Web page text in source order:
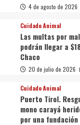
4 de agosto de 2026
Cuidado Animal
Las multas por
podrán llegar a
Chaco
20 de julio de 2026
Cuidado Animal
Puerto Tirol.
mono carayá
por una